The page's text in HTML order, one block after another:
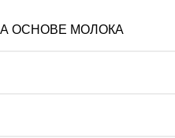
ОСНОВЕ МОЛОКА